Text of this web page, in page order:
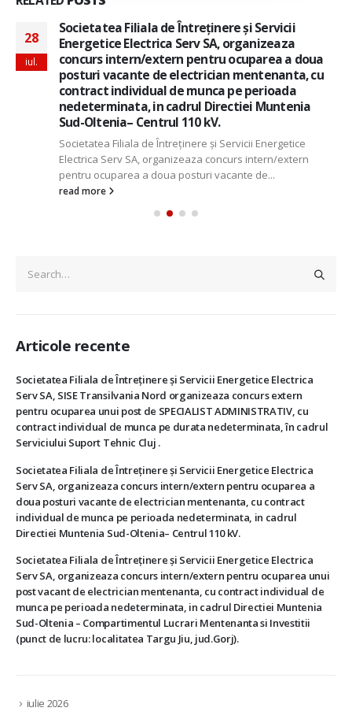
28
iul.
Societatea Filiala de Întreţinere şi Servicii
Energetice Electrica Serv SA, organizeaza
concurs intern/extern pentru ocuparea a doua
posturi vacante de electrician mentenanta, cu
contract individual de munca pe perioada
nedeterminata, in cadrul Directiei Muntenia
Sud-Oltenia– Centrul 110 kV.
Societatea Filiala de Întreţinere şi Servicii Energetice
Electrica Serv SA, organizeaza concurs intern/extern
pentru ocuparea a doua posturi vacante de...
read more
Articole recente
Societatea Filiala de Întreţinere şi Servicii Energetice Electrica
Serv SA, SISE Transilvania Nord organizeaza concurs extern
pentru ocuparea unui post de SPECIALIST ADMINISTRATIV, cu
contract individual de munca pe durata nedeterminata, în cadrul
Serviciului Suport Tehnic Cluj .
Societatea Filiala de Întreţinere şi Servicii Energetice Electrica
Serv SA, organizeaza concurs intern/extern pentru ocuparea a
doua posturi vacante de electrician mentenanta, cu contract
individual de munca pe perioada nedeterminata, in cadrul
Directiei Muntenia Sud-Oltenia– Centrul 110 kV.
Societatea Filiala de Întreţinere şi Servicii Energetice Electrica
Serv SA, organizeaza concurs intern/extern pentru ocuparea unui
post vacant de electrician mentenanta, cu contract individual de
munca pe perioada nedeterminata, in cadrul Directiei Muntenia
Sud-Oltenia – Compartimentul Lucrari Mentenanta si Investitii
(punct de lucru: localitatea Targu Jiu, jud.Gorj).
iulie 2026